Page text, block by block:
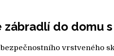
zábradlí do domu
vrstveného